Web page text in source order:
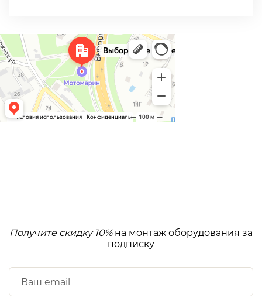
Получите скидку 10%на монтаж оборудования за
подписку